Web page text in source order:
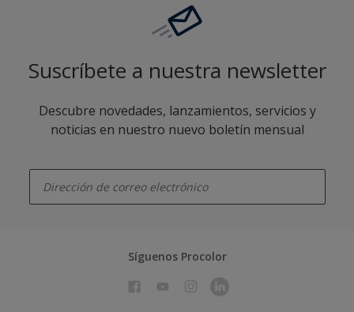
Suscríbete a nuestra newsletter
Descubre novedades, lanzamientos, servicios y
noticias en nuestro nuevo boletín mensual
Síguenos Procolor